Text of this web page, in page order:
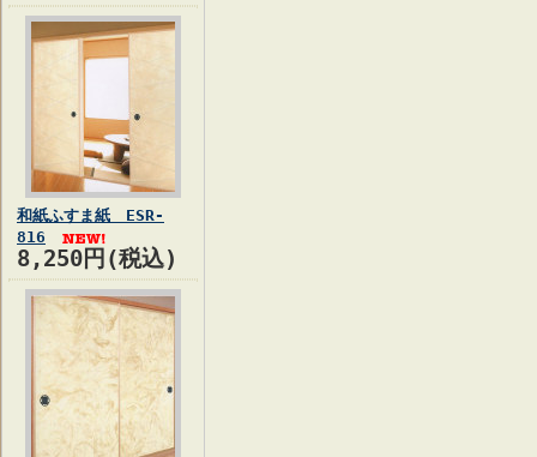
和紙ふすま紙 ESR-
816
8,250円(税込)